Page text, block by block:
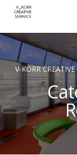
V-KORR CREATIVE